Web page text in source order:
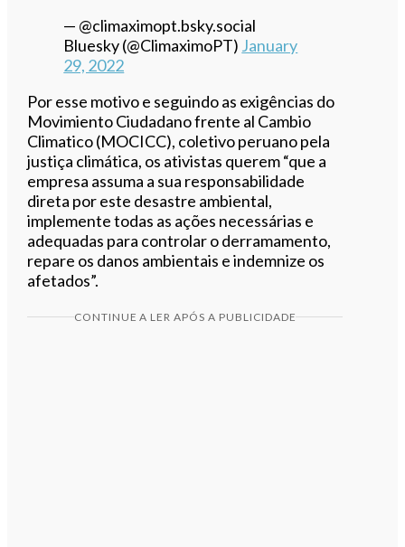
— @climaximopt.bsky.social
Bluesky (@ClimaximoPT) January
29, 2022
Por esse motivo e seguindo as exigências do
Movimiento Ciudadano frente al Cambio
Climatico (MOCICC), coletivo peruano pela
justiça climática, os ativistas querem “que a
empresa assuma a sua responsabilidade
direta por este desastre ambiental,
implemente todas as ações necessárias e
adequadas para controlar o derramamento,
repare os danos ambientais e indemnize os
afetados”.
CONTINUE A LER APÓS A PUBLICIDADE